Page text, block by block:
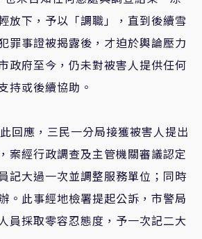
放下，予以「調職」，直到後續雪
罪事證被揭露後，才迫於輿論壓力
政府至今，仍未對被害人提供任何
持或後續協助。
回應，三民一分局接獲被害人提出
案經行政調查及主管機關審議認定
記大過一次並調整服務單位；同時
。此事經地檢署提起公訴，市警局
員採取零容忍態度，予一次記二大